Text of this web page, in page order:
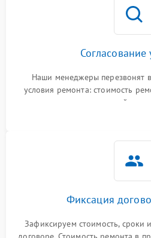
Согласование
Наши менеджеры перезвонят
условия ремонта: стоимость
гарантийные
Фиксация
Зафиксируем стоимость, сроки